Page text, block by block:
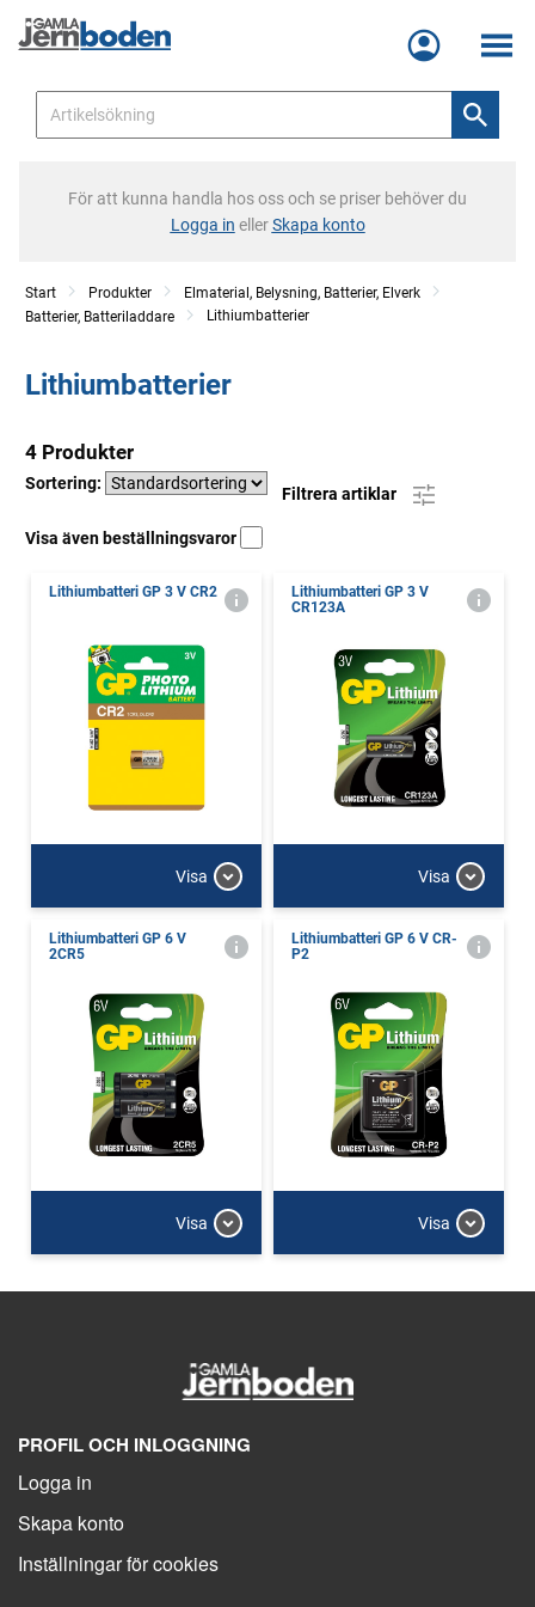
Meny
För att kunna handla hos oss och se priser behöver du
Logga in ellerSkapa konto
Start Produkter
Elmaterial, Belysning, Batterier, Elverk
Batterier, Batteriladdare
Lithiumbatterier
Lithiumbatterier
4 Produkter
Sortering:
Filtrera artiklar
Visa även beställningsvaror
Lithiumbatteri GP 3 V CR2
Visa
Lithiumbatteri GP 3 V
CR123A
Visa
Lithiumbatteri GP 6 V
2CR5
Visa
Lithiumbatteri GP 6 V CR-
P2
Visa
PROFIL OCH INLOGGNING
Logga in
Skapa konto
Inställningar för cookies